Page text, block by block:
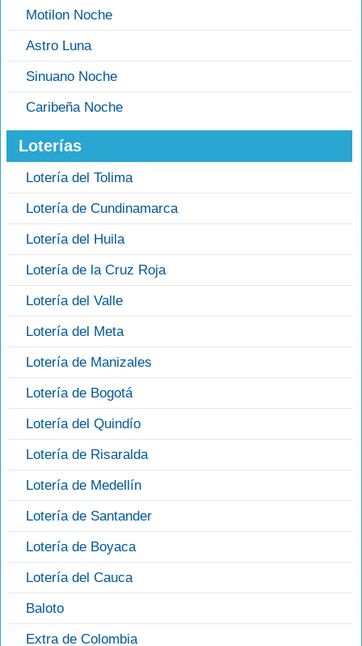
Motilon Noche
Astro Luna
Sinuano Noche
Caribeña Noche
Loterías
Lotería del Tolima
Lotería de Cundinamarca
Lotería del Huila
Lotería de la Cruz Roja
Lotería del Valle
Lotería del Meta
Lotería de Manizales
Lotería de Bogotá
Lotería del Quindío
Lotería de Risaralda
Lotería de Medellín
Lotería de Santander
Lotería de Boyaca
Lotería del Cauca
Baloto
Extra de Colombia